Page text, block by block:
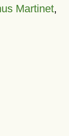
Martinet,